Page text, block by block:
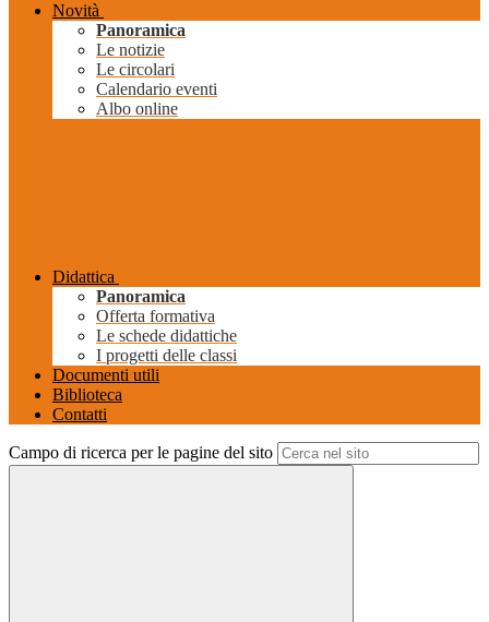
Novità
Panoramica
Le notizie
Le circolari
Calendario eventi
Albo online
Didattica
Panoramica
Offerta formativa
Le schede didattiche
I progetti delle classi
Documenti utili
Biblioteca
Contatti
Campo di ricerca per le pagine del sito